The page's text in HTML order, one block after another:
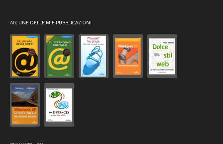
ALCUNE DELLE MIE PUBBLICAZIONI